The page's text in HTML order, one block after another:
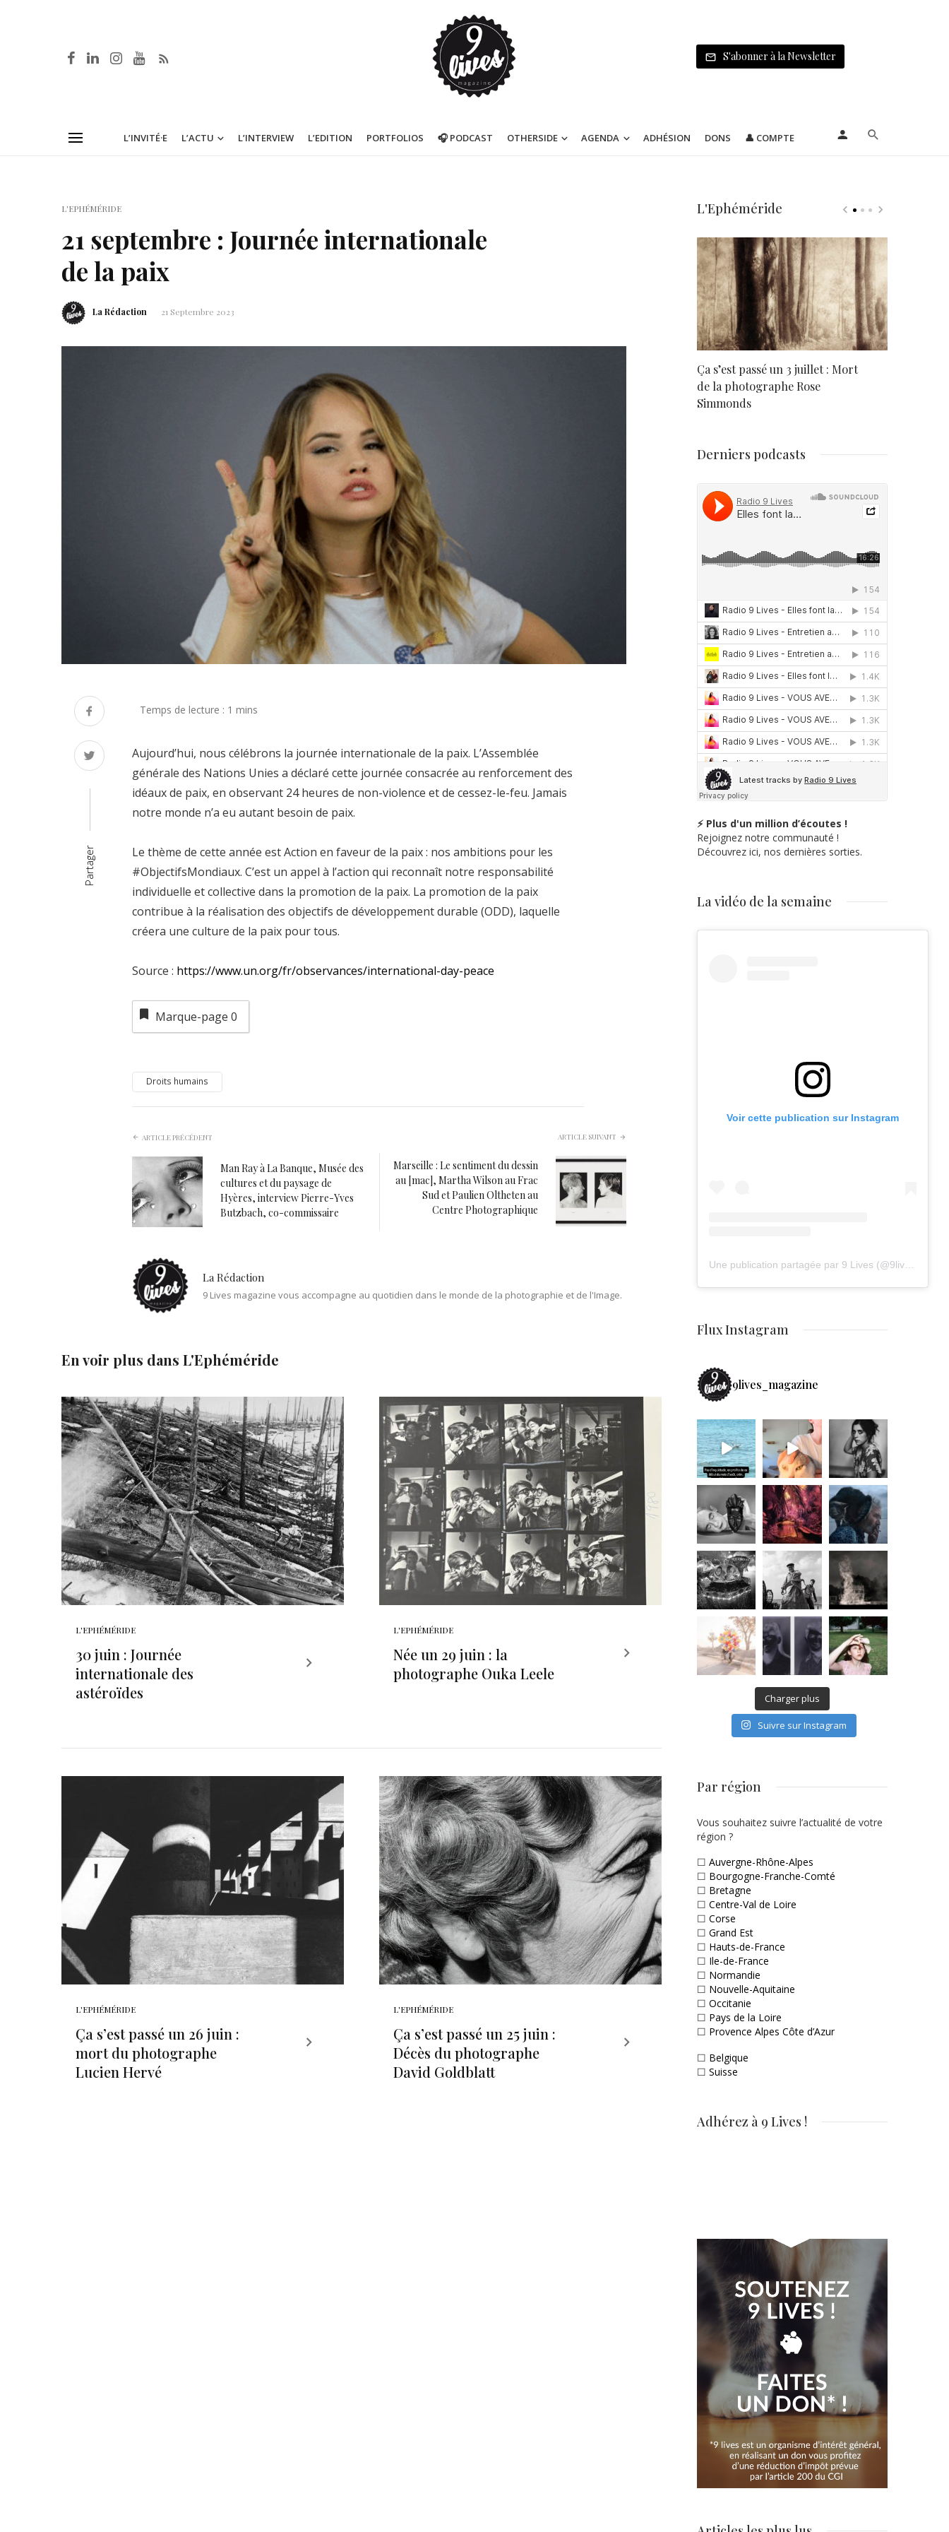
S'abonner à la Newsletter
L’INVITÉ·E L’ACTU L’INTERVIEW L’EDITION PORTFOLIOS 🎧 PODCAST OTHERSIDE AGENDA ADHÉSION DONS 👤 COMPTE
L'EPHÉMÉRIDE
21 septembre : Journée internationale
de la paix
La Rédaction 21 Septembre 2023
Partager
Aujourd’hui, nous célébrons la journée internationale de la paix. L’Assemblée
générale des Nations Unies a déclaré cette journée consacrée au renforcement des
idéaux de paix, en observant 24 heures de non-violence et de cessez-le-feu. Jamais
notre monde n’a eu autant besoin de paix.
Le thème de cette année est Action en faveur de la paix : nos ambitions pour les
#ObjectifsMondiaux. C’est un appel à l’action qui reconnaît notre responsabilité
individuelle et collective dans la promotion de la paix. La promotion de la paix
contribue à la réalisation des objectifs de développement durable (ODD), laquelle
créera une culture de la paix pour tous.
Source : https://www.un.org/fr/observances/international-day-peace
Marque-page 0
Droits humains
ARTICLE PRÉCÉDENT
Man Ray à La Banque, Musée des
cultures et du paysage de
Hyères, interview Pierre-Yves
Butzbach, co-commissaire
ARTICLE SUIVANT
Marseille : Le sentiment du dessin
au [mac], Martha Wilson au Frac
Sud et Paulien Oltheten au
Centre Photographique
La Rédaction
9 Lives magazine vous accompagne au quotidien dans le monde de la photographie et de l'Image.
En voir plus dans L'Ephéméride
L'EPHÉMÉRIDE
30 juin : Journée
internationale des
astéroïdes
L'EPHÉMÉRIDE
Née un 29 juin : la
photographe Ouka Leele
L'EPHÉMÉRIDE
Ça s’est passé un 26 juin :
mort du photographe
Lucien Hervé
L'EPHÉMÉRIDE
Ça s’est passé un 25 juin :
Décès du photographe
David Goldblatt
L'Ephéméride
Ça s’est passé un 3 juillet : Mort
de la photographe Rose
Simmonds
Derniers podcasts
⚡ Plus d'un million d’écoutes !
Rejoignez notre communauté !
Découvrez ici, nos dernières sorties.
La vidéo de la semaine
Voir cette publication sur Instagram
Flux Instagram
9lives_magazine
Charger plus
Suivre sur Instagram
Par région
Vous souhaitez suivre l’actualité de votre
région ?
☐ Auvergne-Rhône-Alpes
☐ Bourgogne-Franche-Comté
☐ Bretagne
☐ Centre-Val de Loire
☐ Corse
☐ Grand Est
☐ Hauts-de-France
☐ Ile-de-France
☐ Normandie
☐ Nouvelle-Aquitaine
☐ Occitanie
☐ Pays de la Loire
☐ Provence Alpes Côte d’Azur
☐ Belgique
☐ Suisse
Adhérez à 9 Lives !